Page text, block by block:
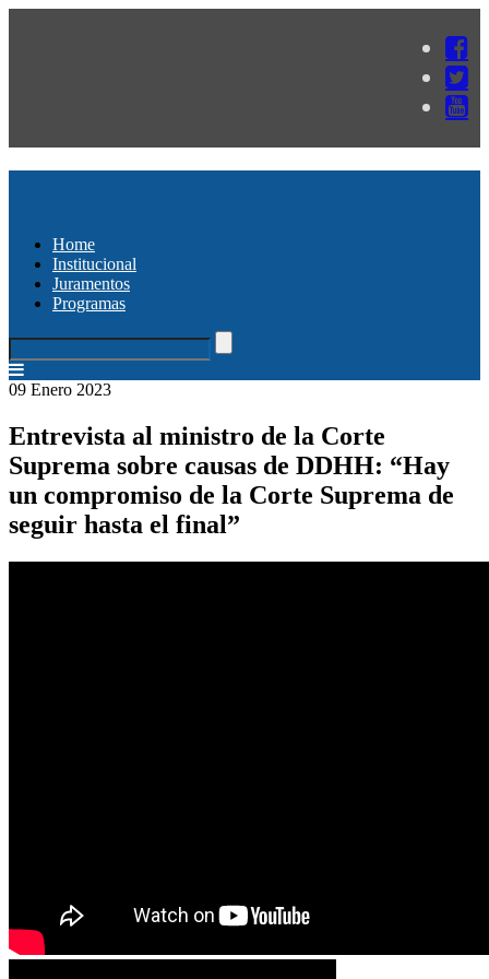
Home
Institucional
Juramentos
Programas
09 Enero 2023
Entrevista al ministro de la Corte
Suprema sobre causas de DDHH: “Hay
un compromiso de la Corte Suprema de
seguir hasta el final”